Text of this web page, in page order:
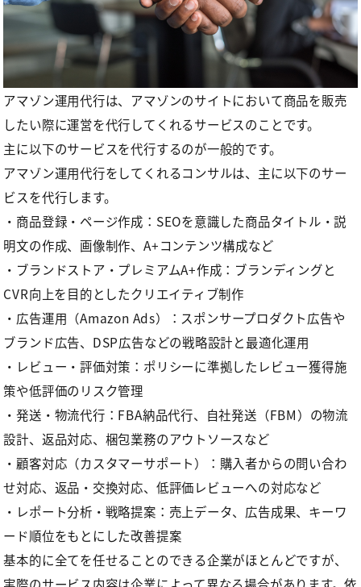
アマゾン運用代行は、アマゾンのサイトにおいて商品を販売
したい際に運営を代行してくれるサービスのことです。
主に以下のサービスを代行するのが一般的です。
アマゾン運用代行をしてくれるコンサルは、主に以下のサー
ビスを代行します。
・商品登録・ページ作成：SEOを意識した商品タイトル・説
明文の作成、画像制作、A+コンテンツ構成など
・ブランドストア・プレミアムA+作成：ブランディングと
CVR向上を目的としたクリエイティブ制作
・広告運用（Amazon Ads）：スポンサープロダクト広告や
ブランド広告、DSP広告などの戦略設計と最適化運用
・レビュー・評価対策：ポリシーに準拠したレビュー獲得施
策や低評価のリスク管理
・発送・物流代行：FBA納品代行、自社発送（FBM）の物流
設計、返品対応、梱包業務のアウトソースなど
・顧客対応（カスタマーサポート）：購入者からの問い合わ
せ対応、返品・交換対応、低評価レビューへの対応など
・レポート分析・戦略提案：売上データ、広告成果、キーワ
ード順位をもとにした改善提案
基本的に全てを任せることのできる企業がほとんどですが、